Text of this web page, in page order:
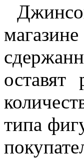
типа